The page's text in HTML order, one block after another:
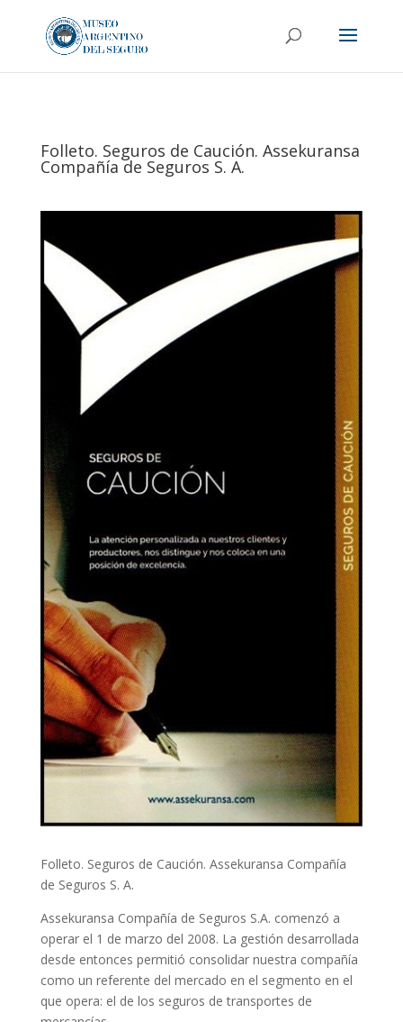
Folleto. Seguros de Caución. Assekuransa
Compañía de Seguros S. A.
Folleto. Seguros de Caución. Assekuransa Compañía
de Seguros S. A.
Assekuransa Compañía de Seguros S.A. comenzó a
operar el 1 de marzo del 2008. La gestión desarrollada
desde entonces permitió consolidar nuestra compañía
como un referente del mercado en el segmento en el
que opera: el de los seguros de transportes de